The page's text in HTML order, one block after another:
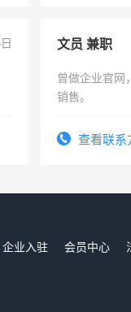
文员 兼职
曾做企业官网
销售。
查看联系
企业入驻 会员中心